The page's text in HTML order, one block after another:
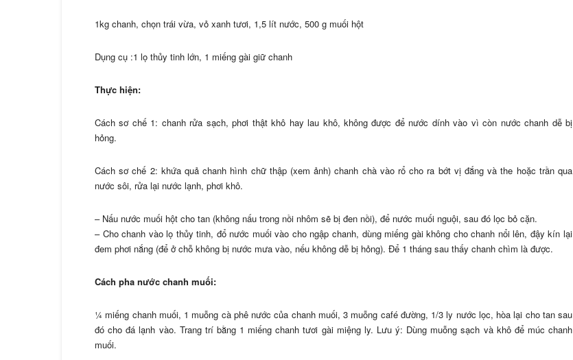
1kg chanh, chọn trái vừa, vỏ xanh tươi, 1,5 lít nước, 500 g muối hột
Dụng cụ :1 lọ thủy tinh lớn, 1 miếng gài giữ chanh
Thực hiện:
Cách sơ chế 1: chanh rửa sạch, phơi thật khô hay lau khô, không được để nước dính vào vì còn nước chanh dễ bị
hỏng.
Cách sơ chế 2: khứa quả chanh hình chữ thập (xem ảnh) chanh chà vào rổ cho ra bớt vị đắng và the hoặc trần qua
nước sôi, rửa lại nước lạnh, phơi khô.
– Nấu nước muối hột cho tan (không nấu trong nồi nhôm sẽ bị đen nồi), để nước muối nguội, sau đó lọc bỏ cặn.
– Cho chanh vào lọ thủy tinh, đổ nước muối vào cho ngập chanh, dùng miếng gài không cho chanh nổi lên, đậy kín lại
đem phơi nắng (để ở chỗ không bị nước mưa vào, nếu không dễ bị hỏng). Để 1 tháng sau thấy chanh chìm là được.
Cách pha nước chanh muối:
¼ miếng chanh muối, 1 muỗng cà phê nước của chanh muối, 3 muỗng café đường, 1/3 ly nước lọc, hòa lại cho tan sau
đó cho đá lạnh vào. Trang trí bằng 1 miếng chanh tươi gài miệng ly. Lưu ý: Dùng muỗng sạch và khô để múc chanh
muối.